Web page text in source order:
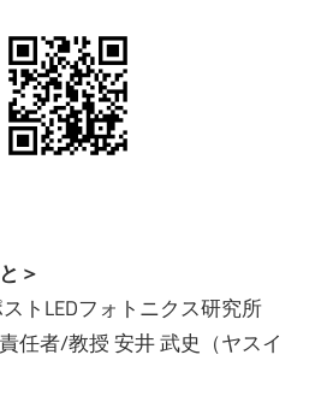
＞
トLEDフォトニクス研究所
任者/教授 安井 武史（ヤスイ